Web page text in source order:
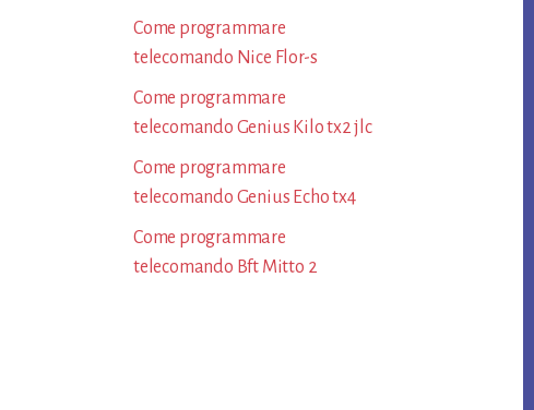
Come programmare
telecomando Nice Flor-s​
Come programmare
telecomando Genius Kilo tx2 jlc​
Come programmare
telecomando Genius Echo tx4​
Come programmare
telecomando Bft Mitto 2​